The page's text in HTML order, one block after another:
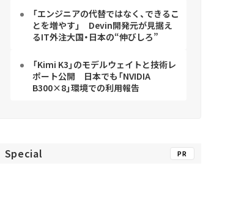
「エンジニアの代替ではなく、できるこ
とを増やす」 Devin開発元が見据え
るIT外注大国・日本の“伸びしろ”
「Kimi K3」のモデルウェイトと技術レ
ポート公開 日本でも「NVIDIA
B300×8」環境での利用報告
Special PR